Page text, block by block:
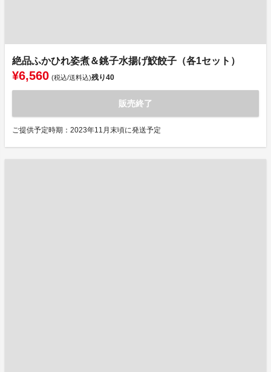
絶品ふかひれ姿煮＆銚子水揚げ鮫餃子（各1セット）
¥6,560 (税込/送料込)残り40
販売終了
ご提供予定時期：2023年11月末頃に発送予定